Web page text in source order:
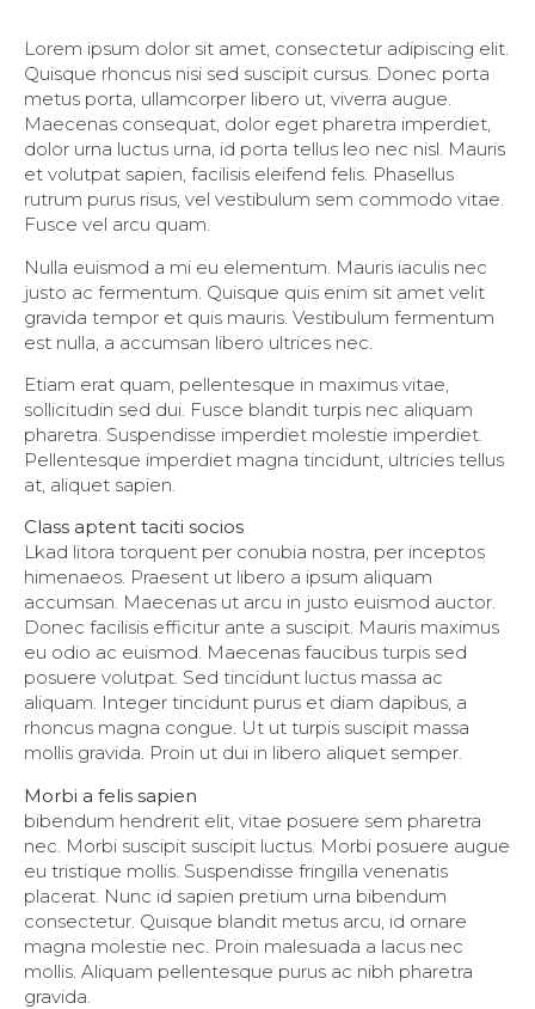
Lorem ipsum dolor sit amet, consectetur adipiscing elit.
Quisque rhoncus nisi sed suscipit cursus. Donec porta
metus porta, ullamcorper libero ut, viverra augue.
Maecenas consequat, dolor eget pharetra imperdiet,
dolor urna luctus urna, id porta tellus leo nec nisl. Mauris
et volutpat sapien, facilisis eleifend felis. Phasellus
rutrum purus risus, vel vestibulum sem commodo vitae.
Fusce vel arcu quam.
Nulla euismod a mi eu elementum. Mauris iaculis nec
justo ac fermentum. Quisque quis enim sit amet velit
gravida tempor et quis mauris. Vestibulum fermentum
est nulla, a accumsan libero ultrices nec.
Etiam erat quam, pellentesque in maximus vitae,
sollicitudin sed dui. Fusce blandit turpis nec aliquam
pharetra. Suspendisse imperdiet molestie imperdiet.
Pellentesque imperdiet magna tincidunt, ultricies tellus
at, aliquet sapien.
Class aptent taciti socios
Lkad litora torquent per conubia nostra, per inceptos
himenaeos. Praesent ut libero a ipsum aliquam
accumsan. Maecenas ut arcu in justo euismod auctor.
Donec facilisis efficitur ante a suscipit. Mauris maximus
eu odio ac euismod. Maecenas faucibus turpis sed
posuere volutpat. Sed tincidunt luctus massa ac
aliquam. Integer tincidunt purus et diam dapibus, a
rhoncus magna congue. Ut ut turpis suscipit massa
mollis gravida. Proin ut dui in libero aliquet semper.
Morbi a felis sapien
bibendum hendrerit elit, vitae posuere sem pharetra
nec. Morbi suscipit suscipit luctus. Morbi posuere augue
eu tristique mollis. Suspendisse fringilla venenatis
placerat. Nunc id sapien pretium urna bibendum
consectetur. Quisque blandit metus arcu, id ornare
magna molestie nec. Proin malesuada a lacus nec
mollis. Aliquam pellentesque purus ac nibh pharetra
gravida.